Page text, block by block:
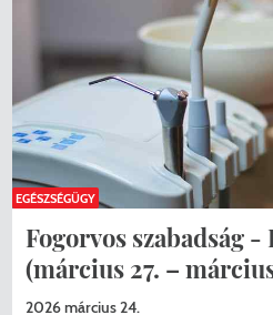
Fogorvos szabadság
(március 27. –
2026 március 24.
EGÉSZSÉGÜGY